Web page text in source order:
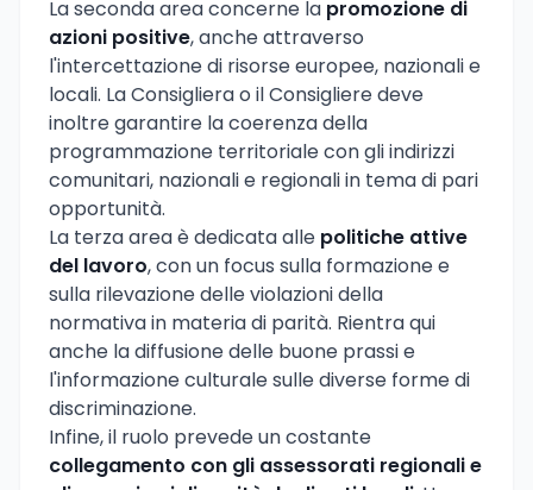
La seconda area concerne la promozione di
azioni positive, anche attraverso
l'intercettazione di risorse europee, nazionali e
locali. La Consigliera o il Consigliere deve
inoltre garantire la coerenza della
programmazione territoriale con gli indirizzi
comunitari, nazionali e regionali in tema di pari
opportunità.
La terza area è dedicata alle politiche attive
del lavoro, con un focus sulla formazione e
sulla rilevazione delle violazioni della
normativa in materia di parità. Rientra qui
anche la diffusione delle buone prassi e
l'informazione culturale sulle diverse forme di
discriminazione.
Infine, il ruolo prevede un costante
collegamento con gli assessorati regionali e